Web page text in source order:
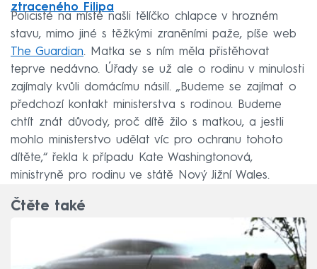
ztraceného Filipa
Policisté na místě našli tělíčko chlapce v hrozném
stavu, mimo jiné s těžkými zraněními paže, píše web
The Guardian. Matka se s ním měla přistěhovat
teprve nedávno. Úřady se už ale o rodinu v minulosti
zajímaly kvůli domácímu násilí. „Budeme se zajímat o
předchozí kontakt ministerstva s rodinou. Budeme
chtít znát důvody, proč dítě žilo s matkou, a jestli
mohlo ministerstvo udělat víc pro ochranu tohoto
dítěte,“ řekla k případu Kate Washingtonová,
ministryně pro rodinu ve státě Nový Jižní Wales.
Čtěte také